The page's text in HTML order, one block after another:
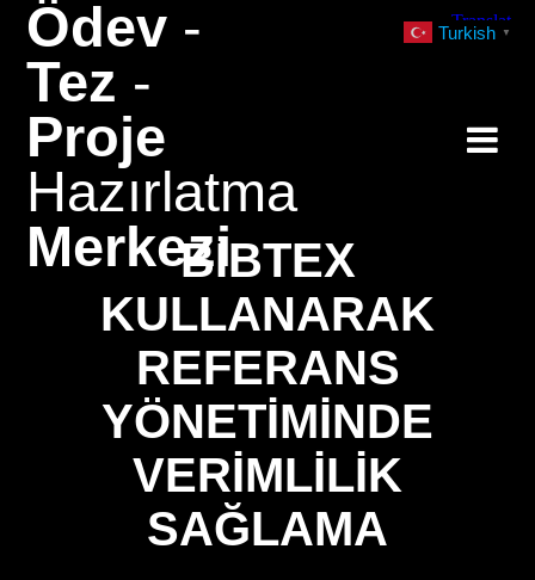
Ödev -
Tez -
Proje
Hazırlatma
MerkeziBIBTEX
KULLANARAK
REFERANS
YÖNETIMINDE
VERIMLILIK
SAĞLAMA
Turkish ▼